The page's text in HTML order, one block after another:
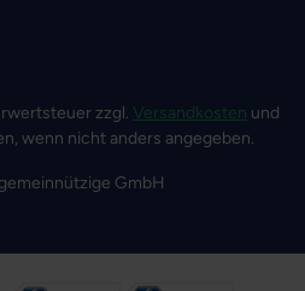
zzgl. Versandkosten und
wenn nicht anders angegeben.
GmbH